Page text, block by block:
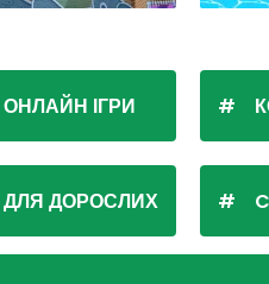
ОНЛАЙН ІГРИ
ДЛЯ ДОРОСЛИХ